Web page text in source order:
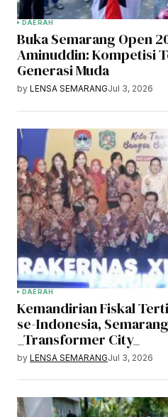
DAERAH
Buka Semarang Open
Aminuddin: Kompetisi
Generasi Muda
by LENSA SEMARANGJul 3, 2026
DAERAH
Kemandirian Fiskal
se-Indonesia,
_Transformer City_
by LENSA SEMARANGJul 3, 2026